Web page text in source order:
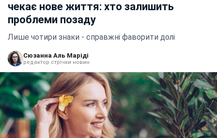
чекає нове життя: хто залишить
проблеми позаду
Лише чотири знаки - справжні фаворити долі
Сюзанна Аль Маріді
редактор стрічки новин